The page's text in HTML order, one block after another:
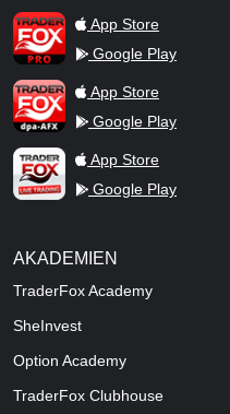
TraderFox ProApp Store
Google Play
TraderFox dpa-AFX ProFeed
App Store
Google Play
TraderFox Live Trading
App Store
Google Play
AKADEMIEN
TraderFox Academy
SheInvest
Option Academy
TraderFox Clubhouse